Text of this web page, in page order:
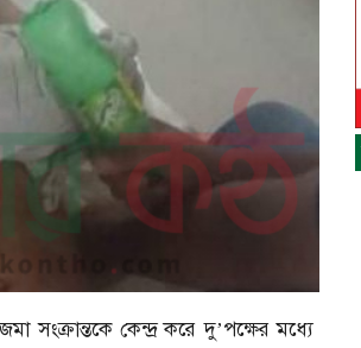
কেন্দ্র করে দু’পক্ষের মধ্যে